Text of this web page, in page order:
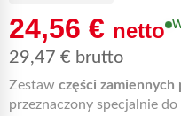
24,56 € netto
29,47 € brutto
Zestaw części
przeznaczony specjalnie do